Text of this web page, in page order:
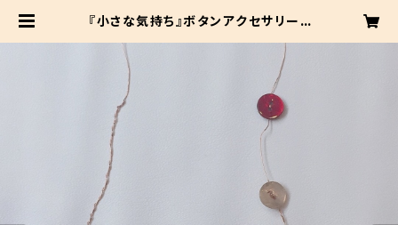
『小さな気持ち』ボタンアクセサリー |